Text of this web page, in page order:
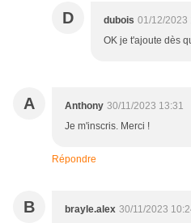
D dubois 01/12/2023
OK je t'ajoute dès
A Anthony 30/11/2023 13:31
Je m'inscris. Merci !
Répondre
B brayle.alex 30/11/2023